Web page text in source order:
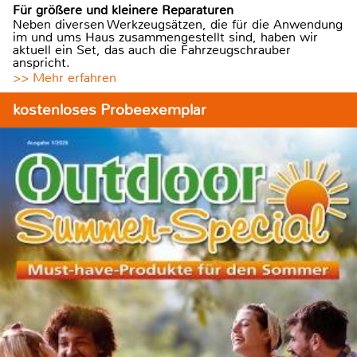
Für größere und kleinere Reparaturen
Neben diversen Werkzeugsätzen, die für die Anwendung
im und ums Haus zusammengestellt sind, haben wir
aktuell ein Set, das auch die Fahrzeugschrauber
anspricht.
>> Mehr erfahren
kostenloses Probeexemplar